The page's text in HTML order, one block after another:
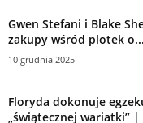
Gwen Stefani i Blake
zakupy wśród plotek o...
10 grudnia 2025
Floryda dokonuje
„świątecznej wariatki”